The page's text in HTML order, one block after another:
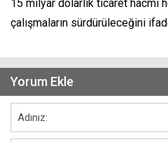
15 milyar dolarlık ticaret hacmi
çalışmaların sürdürüleceğini
Yorum Ekle